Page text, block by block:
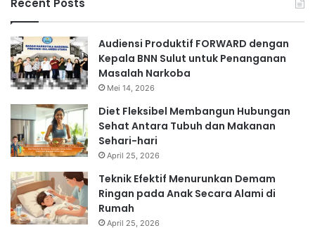
Recent Posts
Audiensi Produktif FORWARD dengan
Kepala BNN Sulut untuk Penanganan
Masalah Narkoba
Mei 14, 2026
Diet Fleksibel Membangun Hubungan
Sehat Antara Tubuh dan Makanan
Sehari-hari
April 25, 2026
Teknik Efektif Menurunkan Demam
Ringan pada Anak Secara Alami di
Rumah
April 25, 2026